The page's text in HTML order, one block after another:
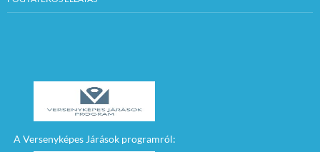
A Versenyképes Járások programról: